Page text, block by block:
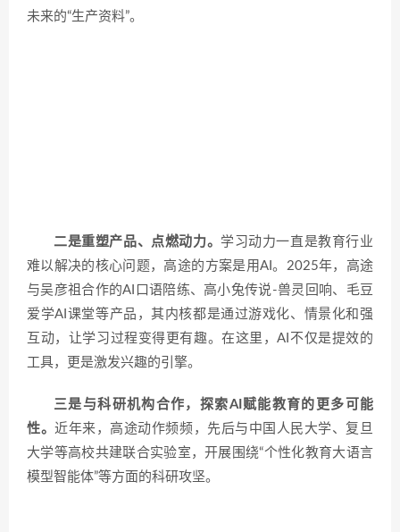
未来的“生产资料”。
二是重塑产品、点燃动力。 学习动力一直是教育行业
难以解决的核心问题，高途的方案是用AI。2025年，高途
与吴彦祖合作的AI口语陪练、高小兔传说-兽灵回响、毛豆
爱学AI课堂等产品，其内核都是通过游戏化、情景化和强
互动，让学习过程变得更有趣。在这里，AI不仅是提效的
工具，更是激发兴趣的引擎。
三是与科研机构合作，探索AI赋能教育的更多可能
性。近年来，高途动作频频，先后与中国人民大学、复旦
大学等高校共建联合实验室，开展围绕“个性化教育大语言
模型智能体”等方面的科研攻坚。